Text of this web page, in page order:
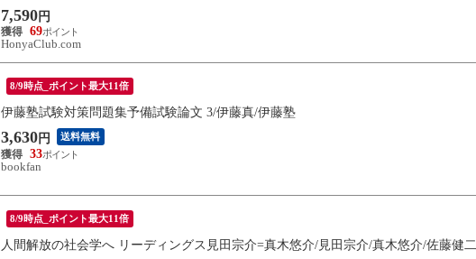
7,590 円
69
HonyaClub.com
8/9時点_ポイント最大11倍
伊藤塾試験対策問題集予備試験論文 3/伊藤真/伊藤塾
3,630 円 送料無料
33
bookfan
8/9時点_ポイント最大11倍
人間解放の社会学へ リーディングス見田宗介=真木悠介/見田宗介/真木悠介/佐藤健二